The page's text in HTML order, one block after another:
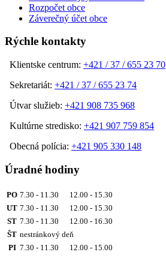
Rozpočet obce
Záverečný účet obce
Rýchle kontakty
Klientske centrum: +421 / 37 / 655 23 70
Sekretariát: +421 / 37 / 655 23 74
Útvar služieb: +421 908 735 968
Kultúrne stredisko: +421 907 759 854
Obecná polícia: +421 905 330 148
Úradné hodiny
PO 7.30 - 11.30 12.00 - 15.30
UT 7.30 - 11.30 12.00 - 15.30
ST 7.30 - 11.30 12.00 - 16.30
ŠT nestránkový deň
PI 7.30 - 11.30 12.00 - 15.00